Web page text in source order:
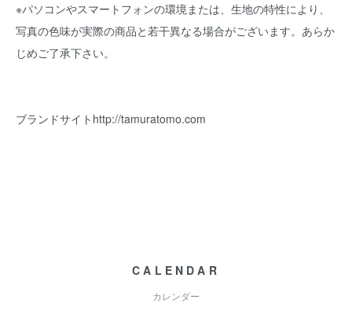
※パソコンやスマートフォンの環境または、生地の特性により、
写真の色味が実際の商品と若干異なる場合がございます。あらか
じめご了承下さい。
ブランドサイト http://tamuratomo.com
CALENDAR
カレンダー